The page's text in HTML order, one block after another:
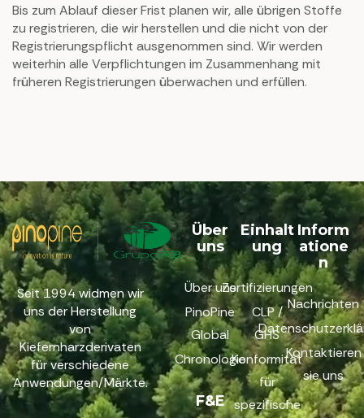
Bis zum Ablauf dieser Frist planen wir, alle übrigen Stoffe
zu registrieren, die wir herstellen und die nicht von der
Registrierungspflicht ausgenommen sind. Wir werden
weiterhin alle Verpflichtungen im Zusammenhang mit
früheren Registrierungen überwachen und erfüllen.
Seit 1994 widmen wir
uns der Herstellung
von
Kiefernharzderivaten
für verschiedene
Anwendungen/Märkte.
Über
uns
Über uns
PinoPine
Global
Chronologie
F&E
Einhalt
ung
Zertifizierungen
CLP /
GHS
Konformität
für
spezifische
Inform
atione
n
Nachrichten
Kontaktieren
sie uns